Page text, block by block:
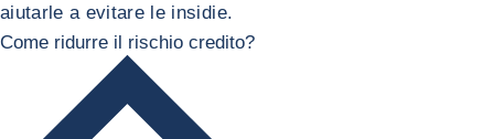
aiutarle a evitare le insidie.
Come ridurre il rischio credito?